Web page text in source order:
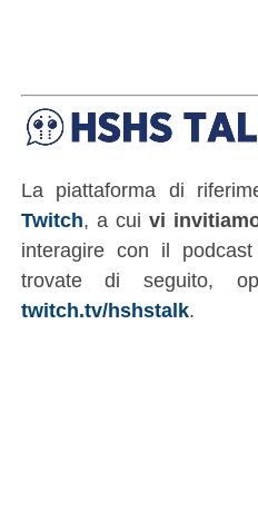
La piattaforma di
Twitch, a cuivi
interagire con il
trovate di seguito,
twitch.tv/hshstalk.